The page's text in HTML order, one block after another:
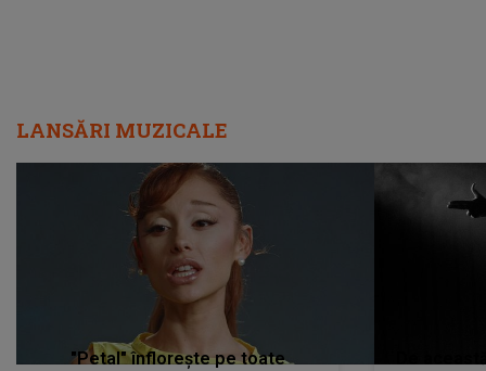
LANSĂRI MUZICALE
"Petal" înflorește pe toate